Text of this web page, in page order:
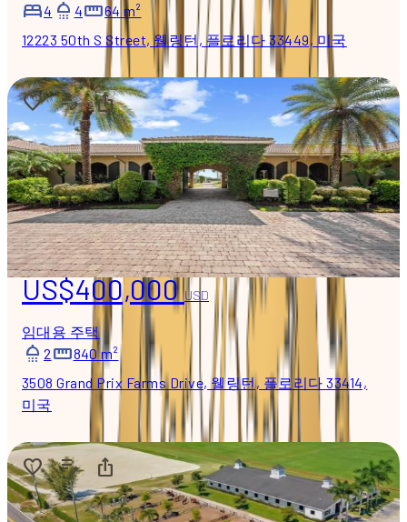
4
4
64 m²
12223 50th S Street, 웰링턴, 플로리다 33449, 미국
US$400,000USD
임대용 주택
2
840 m²
3508 Grand Prix Farms Drive, 웰링턴, 플로리다 33414,
미국